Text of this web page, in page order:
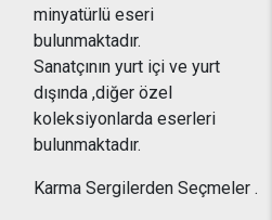
minyatürlü eseri
bulunmaktadır.
Sanatçının yurt içi ve yurt
dışında ,diğer özel
koleksiyonlarda eserleri
bulunmaktadır.
Karma Sergilerden Seçmeler .